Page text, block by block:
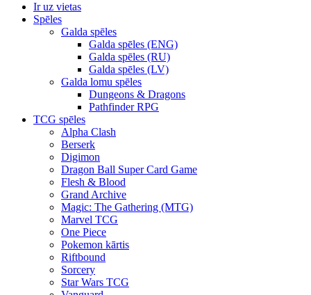
Ir uz vietas
Spēles
Galda spēles
Galda spēles (ENG)
Galda spēles (RU)
Galda spēles (LV)
Galda lomu spēles
Dungeons & Dragons
Pathfinder RPG
TCG spēles
Alpha Clash
Berserk
Digimon
Dragon Ball Super Card Game
Flesh & Blood
Grand Archive
Magic: The Gathering (MTG)
Marvel TCG
One Piece
Pokemon kārtis
Riftbound
Sorcery
Star Wars TCG